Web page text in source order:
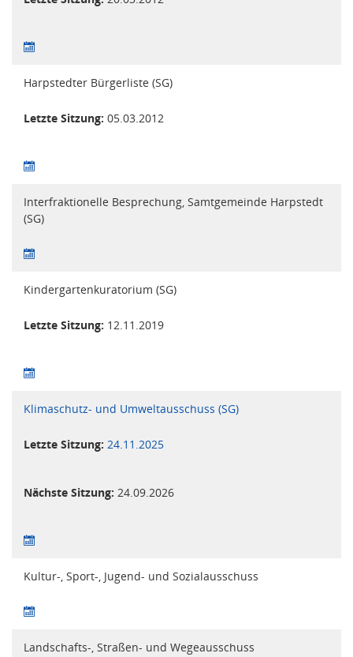
Harpstedter Bürgerliste (SG)
Letzte Sitzung: 05.03.2012
Interfraktionelle Besprechung, Samtgemeinde Harpstedt
(SG)
Kindergartenkuratorium (SG)
Letzte Sitzung: 12.11.2019
Klimaschutz- und Umweltausschuss (SG)
Letzte Sitzung: 24.11.2025
Nächste Sitzung: 24.09.2026
Kultur-, Sport-, Jugend- und Sozialausschuss
Landschafts-, Straßen- und Wegeausschuss